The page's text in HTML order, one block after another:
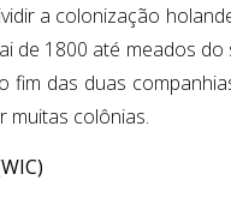
a colonização
1800 até meados do
das duas
muitas colônias.